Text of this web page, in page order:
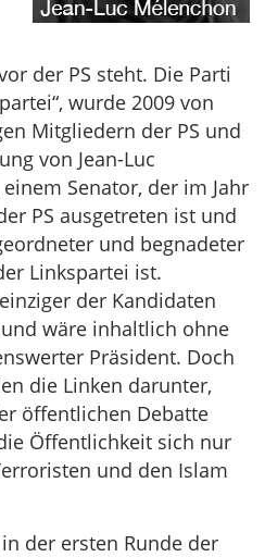
der PS steht. Die Parti
wurde 2009 von
Mitgliedern der PS und
von Jean-Luc
Senator, der im Jahr
PS ausgetreten ist und
und begnadeter
Linkspartei ist.
der Kandidaten
wäre inhaltlich ohne
Präsident. Doch
die Linken darunter,
öffentlichen Debatte
Öffentlichkeit sich nur
und den Islam
der ersten Runde der